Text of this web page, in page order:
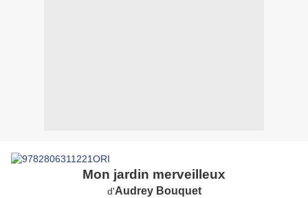
Mon jardin merveilleux
d'Audrey Bouquet